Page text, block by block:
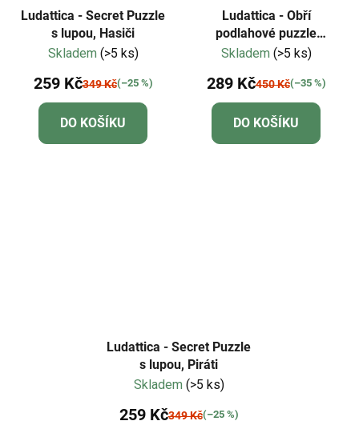
Ludattica - Secret Puzzle
s lupou, Hasiči
Skladem (>5 ks)
259 Kč349 Kč(–25 %)
DO KOŠÍKU
Ludattica - Obří
podlahové puzzle
Jednorožci - Giant puzzle
Skladem (>5 ks)
289 Kč450 Kč(–35 %)
DO KOŠÍKU
Ludattica - Secret Puzzle
s lupou, Piráti
Skladem (>5 ks)
259 Kč349 Kč(–25 %)